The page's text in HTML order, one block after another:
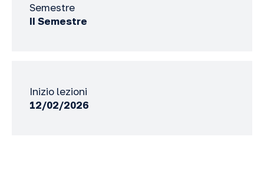
Semestre
II Semestre
Inizio lezioni
12/02/2026